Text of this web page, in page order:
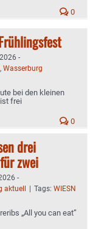
0
-
, Wasserburg
bei den kleinen
frei
0
drei
zwei
-
aktuell | Tags: WIESN
„All you can eat”